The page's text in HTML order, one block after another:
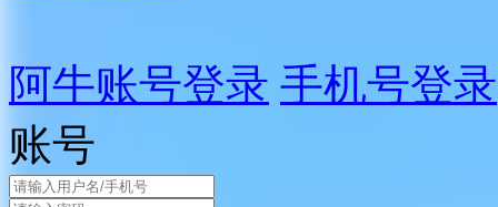
阿牛账号登录 手机号登录
账号